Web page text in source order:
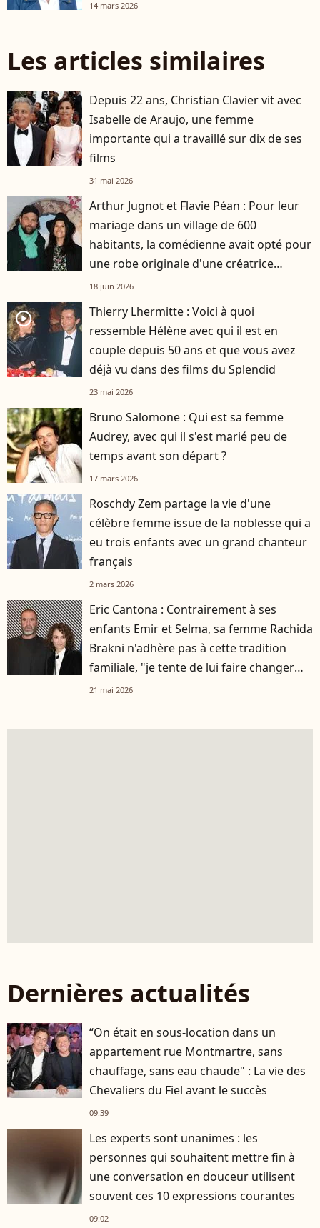
14 mars 2026
Les articles similaires
Depuis 22 ans, Christian Clavier vit avec
Isabelle de Araujo, une femme
importante qui a travaillé sur dix de ses
films
31 mai 2026
Arthur Jugnot et Flavie Péan : Pour leur
mariage dans un village de 600
habitants, la comédienne avait opté pour
une robe originale d'une créatrice
française
18 juin 2026
player2
Thierry Lhermitte : Voici à quoi
ressemble Hélène avec qui il est en
couple depuis 50 ans et que vous avez
déjà vu dans des films du Splendid
23 mai 2026
Bruno Salomone : Qui est sa femme
Audrey, avec qui il s'est marié peu de
temps avant son départ ?
17 mars 2026
Roschdy Zem partage la vie d'une
célèbre femme issue de la noblesse qui a
eu trois enfants avec un grand chanteur
français
2 mars 2026
Eric Cantona : Contrairement à ses
enfants Emir et Selma, sa femme Rachida
Brakni n'adhère pas à cette tradition
familiale, "je tente de lui faire changer
d'avis"
21 mai 2026
Dernières actualités
“On était en sous-location dans un
appartement rue Montmartre, sans
chauffage, sans eau chaude" : La vie des
Chevaliers du Fiel avant le succès
09:39
Les experts sont unanimes : les
personnes qui souhaitent mettre fin à
une conversation en douceur utilisent
souvent ces 10 expressions courantes
09:02